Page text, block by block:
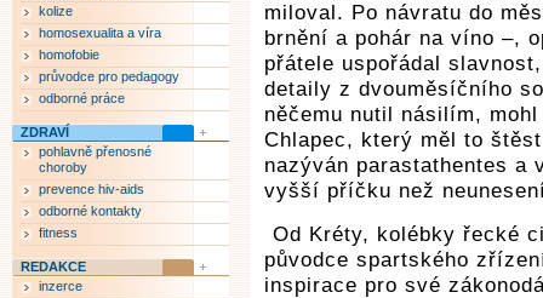
miloval. Po návratu do
brnění a pohár na víno –,
přátele uspořádal
detaily z dvouměsíčního
něčemu nutil násilím,
Chlapec, který měl to
nazýván parastathentes a
vyšší příčku než
Od Kréty, kolébky řecké
původce spartského
inspirace pro své
kolize
homosexualita a víra
homofobie
průvodce pro pedagogy
odborné práce
ZDRAVÍ
pohlavně přenosné
choroby
prevence hiv-aids
odborné kontakty
fitness
REDAKCE
inzerce